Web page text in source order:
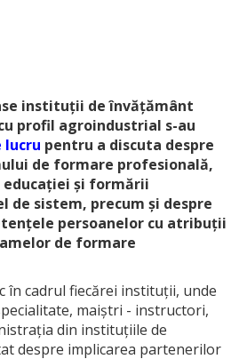
instituții de învățământ
profil agroindustrial s-au
lucru pentru a discuta despre
de formare profesională,
și formării
de sistem, precum și despre
persoanelor cu atribuții
de formare
în cadrul fiecărei instituții, unde
maiștri - instructori,
din instituțiile de
despre implicarea partenerilor